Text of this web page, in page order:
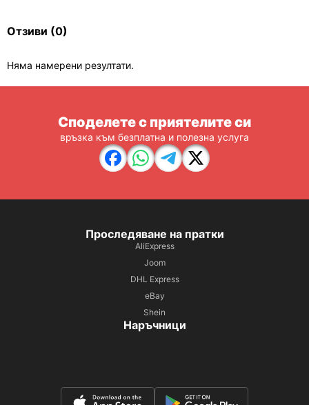
Отзиви (0)
Няма намерени резултати.
Споделете с приятелите си
връзка към безплатна и полезна услуга
Проследяване на пратки
AliExpress
Joom
DHL Express
eBay
Shein
Наръчници